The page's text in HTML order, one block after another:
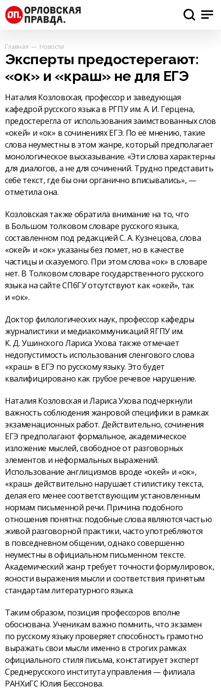
Главная Новости
Эксперты предостерегают:
«ок» и «краш» не для ЕГЭ
Наталия Козловская, профессор и заведующая
кафедрой русского языка в РГПУ им. А. И. Герцена,
предостерегла от использования заимствованных слов
«окей» и «ок» в сочинениях ЕГЭ. По её мнению, такие
слова неуместны в этом жанре, который предполагает
монологическое высказывание. «Эти слова характерны
для диалогов, а не для сочинений. Трудно представить
себе текст, где бы они органично вписывались», —
отметила она.
Козловская также обратила внимание на то, что
в Большом толковом словаре русского языка,
составленном под редакцией С. А. Кузнецова, слова
«окей» и «ок» указаны без помет, но в качестве
частицы и сказуемого. При этом слова «ок» в словаре
нет. В Толковом словаре государственного русского
языка на сайте СПбГУ отсутствуют как «окей», так
и «ок».
Доктор филологических наук, профессор кафедры
журналистики и медиакоммуникаций ЯГПУ им.
К. Д. Ушинского Лариса Ухова также отмечает
недопустимость использования сленгового слова
«краш» в ЕГЭ по русскому языку. Это будет
квалифицировано как грубое речевое нарушение.
Наталия Козловская и Лариса Ухова подчеркнули
важность соблюдения жанровой специфики в рамках
экзаменационных работ. Действительно, сочинения
ЕГЭ предполагают формальное, академическое
изложение мыслей, свободное от разговорных
элементов и неформальных выражений.
Использование англицизмов вроде «окей» и «ок»,
«краш» действительно нарушает стилистику текста,
делая его менее соответствующим установленным
нормам письменной речи. Причина подобного
отношения понятна: подобные слова являются частью
живой разговорной практики, часто употребляются
в повседневном общении, однако совершенно
неуместны в официальном письменном тексте.
Академический жанр требует точности формулировок,
ясности выражения мысли и соответствия принятым
стандартам литературного языка.
Таким образом, позиция профессоров вполне
обоснована. Ученикам важно помнить, что экзамен
по русскому языку проверяет способность грамотно
выражать свои мысли именно в строгих рамках
официального стиля письма, констатирует эксперт
Среднерусского института управления — филиала
РАНХиГС Юлия Бессонова.